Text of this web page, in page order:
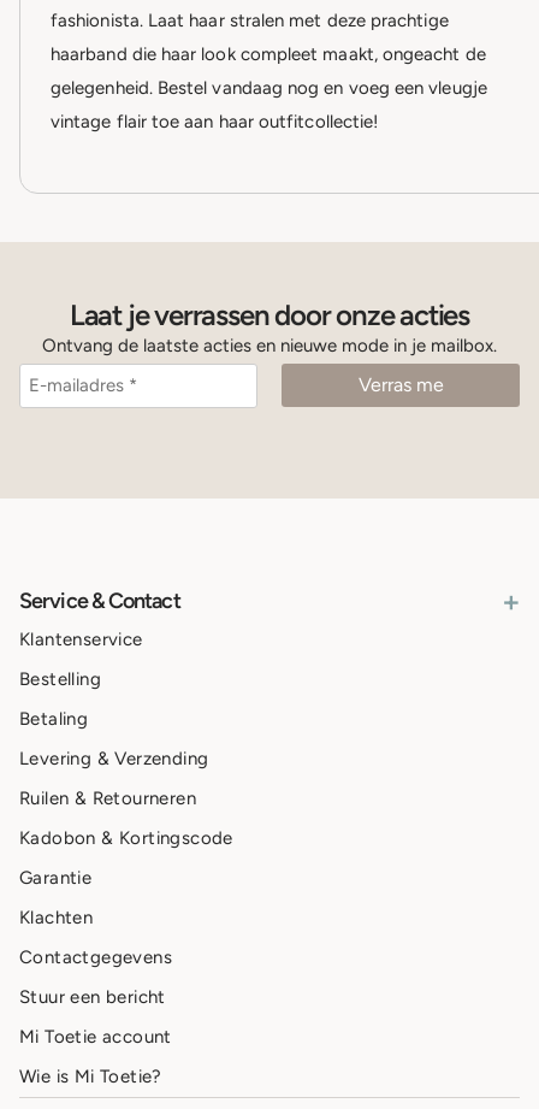
fashionista. Laat haar stralen met deze prachtige
haarband die haar look compleet maakt, ongeacht de
gelegenheid. Bestel vandaag nog en voeg een vleugje
vintage flair toe aan haar outfitcollectie!
Laat je verrassen door onze acties
Ontvang de laatste acties en nieuwe mode in je mailbox.
Service & Contact +
Klantenservice
Bestelling
Betaling
Levering & Verzending
Ruilen & Retourneren
Kadobon & Kortingscode
Garantie
Klachten
Contactgegevens
Stuur een bericht
Mi Toetie account
Wie is Mi Toetie?